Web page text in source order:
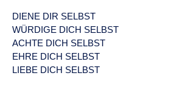
DIENE DIR SELBST
WÜRDIGE DICH SELBST
ACHTE DICH SELBST
EHRE DICH SELBST
LIEBE DICH SELBST